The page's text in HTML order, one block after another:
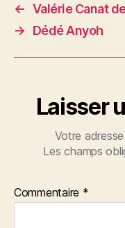
← Valérie Canat
→
Dédé Anyoh
Laisser
Votre
Les champs
Commentaire *